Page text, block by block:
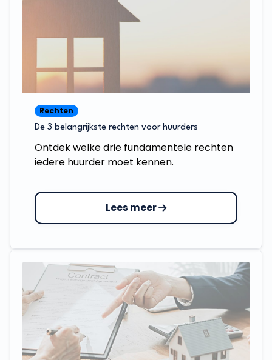
Rechten
De 3 belangrijkste rechten voor huurders
Ontdek welke drie fundamentele rechten
iedere huurder moet kennen.
Lees meer